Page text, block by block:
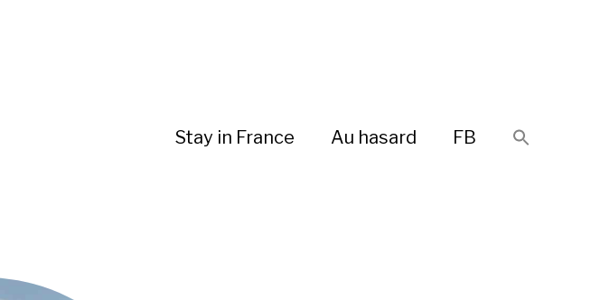
Stay in France Au hasard FB